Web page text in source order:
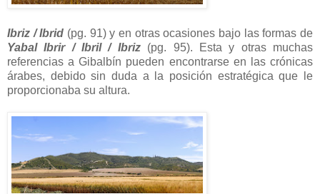
Ibriz / Ibrid (pg. 91) y en otras ocasiones bajo las formas de
Yabal Ibrir / Ibril / Ibriz(pg. 95). Esta y otras muchas
referencias a Gibalbín pueden encontrarse en las crónicas
árabes, debido sin duda a la posición estratégica que le
proporcionaba su altura.